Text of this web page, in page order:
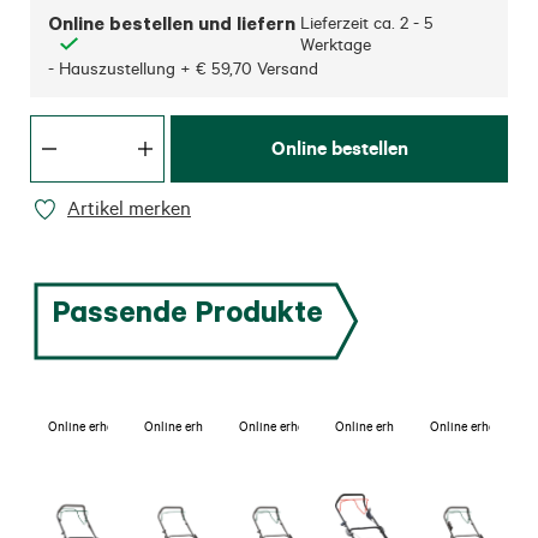
Online bestellen und liefern Lieferzeit ca. 2 - 5
Werktage
- Hauszustellung + € 59,70 Versand
Online bestellen
Artikel merken
Passende Produkte
Online erhältlich Online erhältlich Online erhältlich Online erhältlich Online erhältlich